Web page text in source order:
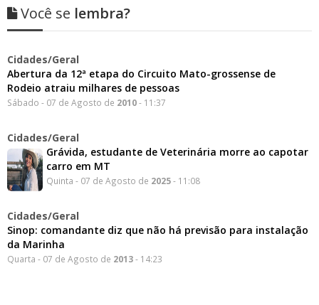
Você se lembra?
Cidades/Geral
Abertura da 12ª etapa do Circuito Mato-grossense de
Rodeio atraiu milhares de pessoas
Sábado - 07 de Agosto de 2010- 11:37
Cidades/Geral
Grávida, estudante de Veterinária morre ao capotar
carro em MT
Quinta - 07 de Agosto de 2025- 11:08
Cidades/Geral
Sinop: comandante diz que não há previsão para instalação
da Marinha
Quarta - 07 de Agosto de 2013- 14:23